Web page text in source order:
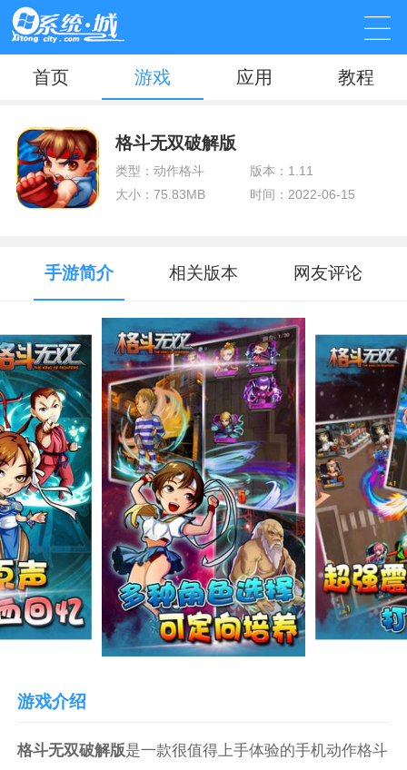
首页 游戏 应用 教程
格斗无双破解版
类型：动作格斗
版本：1.11
大小：75.83MB
时间：2022-06-15
手游简介 相关版本 网友评论
游戏介绍
格斗无双破解版是一款很值得上手体验的手机动作格斗